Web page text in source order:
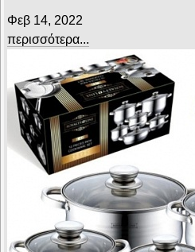
Φεβ 14, 2022
περισσότερα...